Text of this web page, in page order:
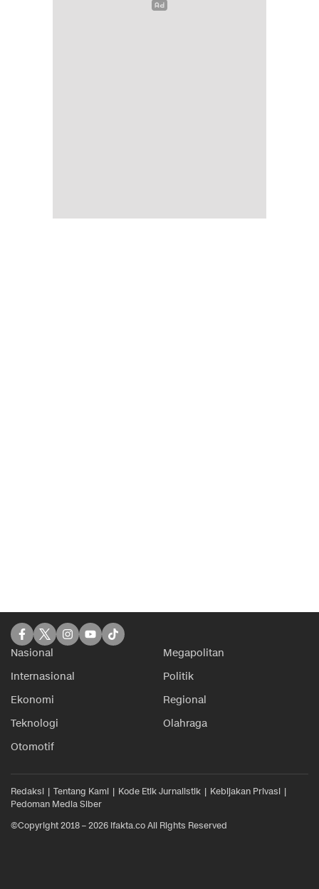
Nasional
Megapolitan
Internasional
Politik
Ekonomi
Regional
Teknologi
Olahraga
Otomotif
Redaksi Tentang Kami Kode Etik Jurnalistik
Kebijakan Privasi
Pedoman Media Siber
©Copyright 2018 – 2026 ifakta.co All Rights Reserved